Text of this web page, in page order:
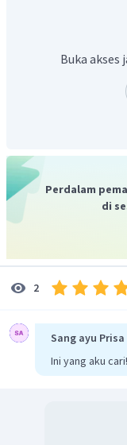
yang sebangun,
Jadi, panjang
Buka
Perdalam
di
2
Sang ayu Prisa
Ini yang aku cari!